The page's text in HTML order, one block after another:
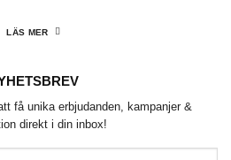
LÄS MER
få unika erbjudanden, kampanjer &
direkt i din inbox!